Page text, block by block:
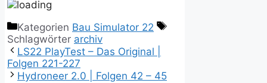
Kategorien Bau Simulator 22
Schlagwörter archiv
LS22 PlayTest – Das Original |
Folgen 221-227
Hydroneer 2.0 | Folgen 42 – 45